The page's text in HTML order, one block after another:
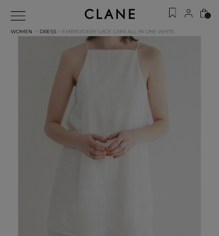
0
WOMEN > DRESS > EMBROIDERY LACE CAMI ALL IN ONE WHITE